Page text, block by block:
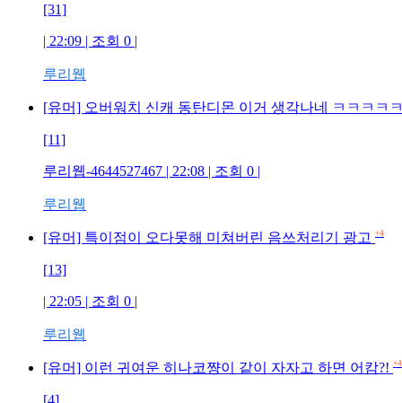
[31]
| 22:09 | 조회 0 |
루리웹
[유머] 오버워치 신캐 동탄디몬 이거 생각나네 ㅋㅋㅋㅋㅋ
[11]
루리웹-4644527467 | 22:08 | 조회 0 |
루리웹
[유머] 특이점이 오다못해 미쳐버린 음쓰처리기 광고 +4
[13]
| 22:05 | 조회 0 |
루리웹
[유머] 이런 귀여운 히나코쨩이 같이 자자고 하면 어캄?! +4
[4]